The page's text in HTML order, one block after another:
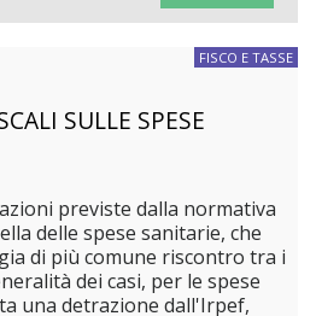
FISCO E TASSE
SULLE SPESE
previste dalla normativa
delle spese sanitarie, che
di più comune riscontro tra i
dei casi, per le spese
una detrazione dall'Irpef,